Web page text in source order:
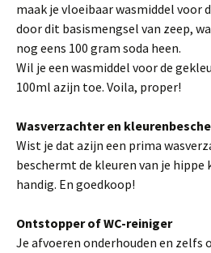
maak je vloeibaar wasmiddel voor
door dit basismengsel van zeep,
nog eens 100 gram soda heen.
Wil je een wasmiddel voor de
100ml azijn toe. Voila, proper!
Wasverzachter en
Wist je dat azijn een prima
beschermt de kleuren van je hippe
handig. En goedkoop!
Ontstopper of WC-reiniger
Je afvoeren onderhouden en